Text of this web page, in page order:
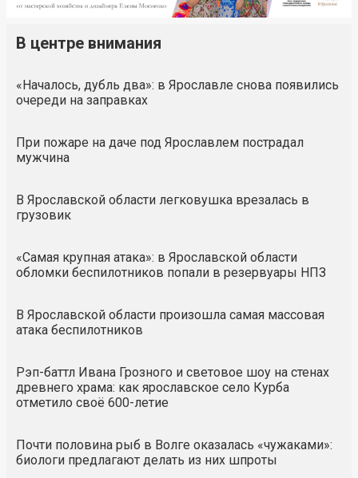
В центре внимания
«Началось, дубль два»: в Ярославле снова появились
очереди на заправках
При пожаре на даче под Ярославлем пострадал
мужчина
В Ярославской области легковушка врезалась в
грузовик
«Самая крупная атака»: в Ярославской области
обломки беспилотников попали в резервуары НПЗ
В Ярославской области произошла самая массовая
атака беспилотников
Рэп-баттл Ивана Грозного и световое шоу на стенах
древнего храма: как ярославское село Курба
отметило своё 600-летие
Почти половина рыб в Волге оказалась «чужаками»:
биологи предлагают делать из них шпроты